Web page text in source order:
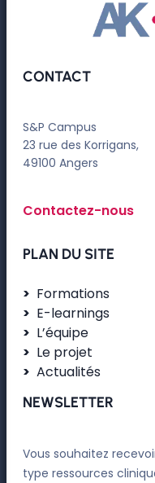
CONTACT
S&P Campus
23 rue des Korrigans,
49100 Angers
Contactez-nous
PLAN DU SITE
Formations
E-learnings
L’équipe
Le projet
Actualités
NEWSLETTER
Vous souhaitez
type ressources